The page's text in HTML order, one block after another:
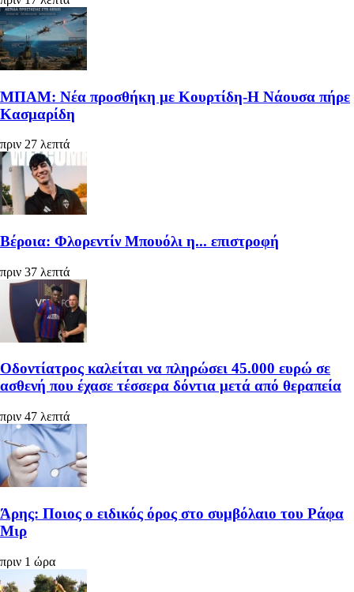
ΜΠΑΜ: Νέα προσθήκη με Κουρτίδη-Η Νάουσα πήρε
Κασμαρίδη
πριν 27 λεπτά
Βέροια: Φλορεντίν Μπουόλι η... επιστροφή
πριν 37 λεπτά
Οδοντίατρος καλείται να πληρώσει 45.000 ευρώ σε
ασθενή που έχασε τέσσερα δόντια μετά από θεραπεία
πριν 47 λεπτά
Άρης: Ποιος ο ειδικός όρος στο συμβόλαιο του Ράφα
Μιρ
πριν 1 ώρα